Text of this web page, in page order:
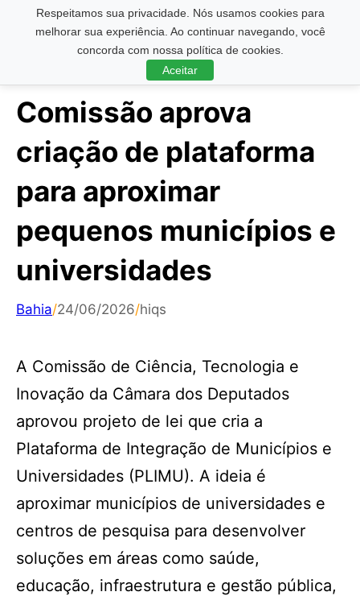
Respeitamos sua privacidade. Nós usamos cookies para
melhorar sua experiência. Ao continuar navegando, você
concorda com nossa política de cookies.
Aceitar
Pesquisar ...
Comissão aprova
criação de plataforma
para aproximar
pequenos municípios e
universidades
Bahia/24/06/2026/hiqs
A Comissão de Ciência, Tecnologia e
Inovação da Câmara dos Deputados
aprovou projeto de lei que cria a
Plataforma de Integração de Municípios e
Universidades (PLIMU). A ideia é
aproximar municípios de universidades e
centros de pesquisa para desenvolver
soluções em áreas como saúde,
educação, infraestrutura e gestão pública,